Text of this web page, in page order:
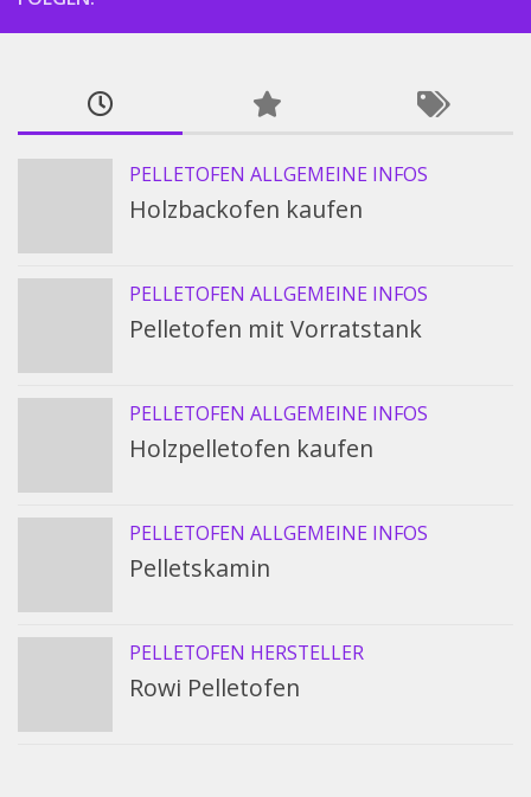
PELLETOFEN ALLGEMEINE INFOS
Holzbackofen kaufen
PELLETOFEN ALLGEMEINE INFOS
Pelletofen mit Vorratstank
PELLETOFEN ALLGEMEINE INFOS
Holzpelletofen kaufen
PELLETOFEN ALLGEMEINE INFOS
Pelletskamin
PELLETOFEN HERSTELLER
Rowi Pelletofen